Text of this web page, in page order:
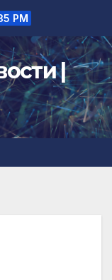
PM
|